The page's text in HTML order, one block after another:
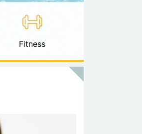
Fitness